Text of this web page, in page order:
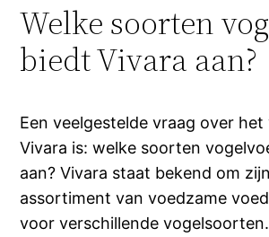
Welke soorten
biedt Vivara aan?
Een veelgestelde vraag over
Vivara is: welke soorten
aan? Vivara staat bekend om
assortiment van voedzame
voor verschillende